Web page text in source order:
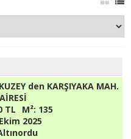
den KARŞIYAKA MAH.
TL M²: 135
2025